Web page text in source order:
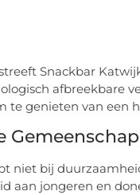
Snackbar
afbreekbare
genieten van een
Gemeenschap
niet bij
aan jongeren en